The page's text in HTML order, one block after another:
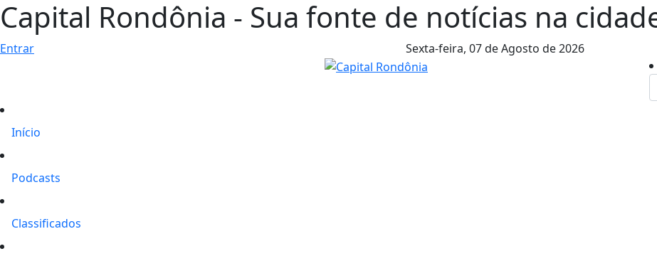
Capital Rondônia - Sua fonte de notícias na
Entrar Sexta-feira, 07 de Agosto de 2026
Início
Podcasts
Classificados